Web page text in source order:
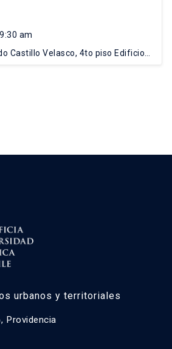
9:30 am
Castillo Velasco, 4to piso Edificio
urbanos y territoriales
Providencia